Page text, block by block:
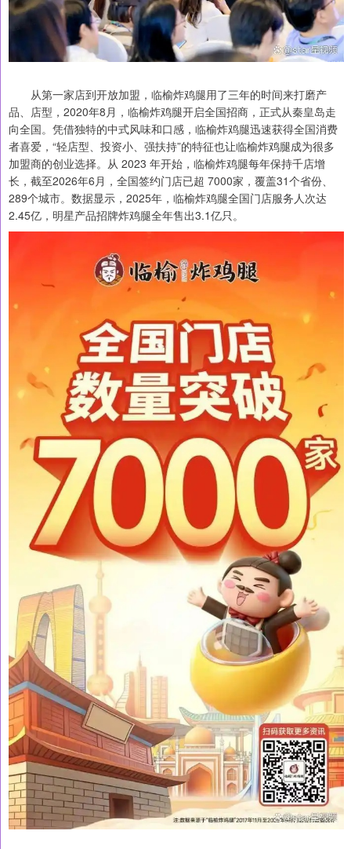
从第一家店到开放加盟，临榆炸鸡腿用了三年的时间来打磨产
品、店型，2020年8月，临榆炸鸡腿开启全国招商，正式从秦皇岛走
向全国。凭借独特的中式风味和口感，临榆炸鸡腿迅速获得全国消费
者喜爱，“轻店型、投资小、强扶持”的特征也让临榆炸鸡腿成为很多
加盟商的创业选择。从 2023 年开始，临榆炸鸡腿每年保持千店增
长，截至2026年6月，全国签约门店已超 7000家，覆盖31个省份、
289个城市。数据显示，2025年，临榆炸鸡腿全国门店服务人次达
2.45亿，明星产品招牌炸鸡腿全年售出3.1亿只。